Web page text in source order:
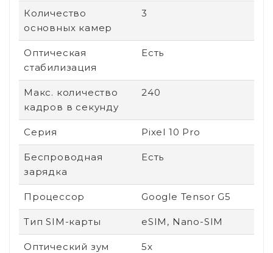
Количество
основных камер
3
Оптическая
стабилизация
Есть
Макс. количество
кадров в секунду
240
Серия Pixel 10 Pro
Беспроводная
зарядка
Есть
Процессор Google Tensor G5
Тип SIM-карты eSIM, Nano-SIM
Оптический зум 5x